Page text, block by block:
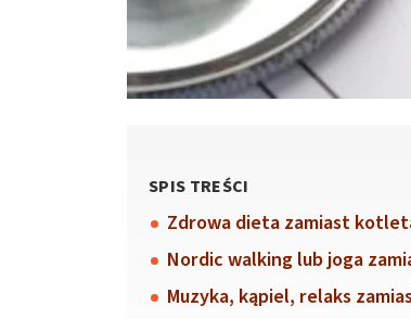
SPIS TREŚCI
Zdrowa dieta zamiast
Nordic walking lub joga
Muzyka, kąpiel, relaks